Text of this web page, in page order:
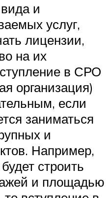
и
услуг,
лицензии,
на их
в СРО
организация)
если
заниматься
и
Например,
строить
и площадью